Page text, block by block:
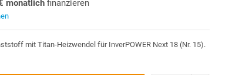
monatlich finanzieren
mit Titan-Heizwendel für InverPOWER Next 18 (Nr. 15).